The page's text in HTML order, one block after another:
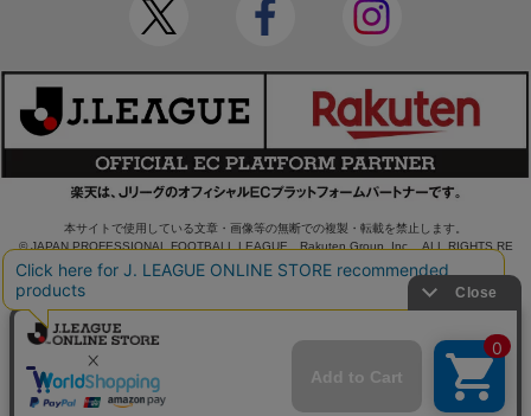
本サイトで使用している文章・画像等の無断での複製・転載を禁止します。
© JAPAN PROFESSIONAL FOOTBALL LEAGUE Rakuten Group, Inc. ALL RIGHTS RE
SERVED.